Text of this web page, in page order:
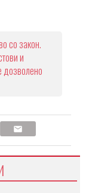
со закон.
и
дозволено